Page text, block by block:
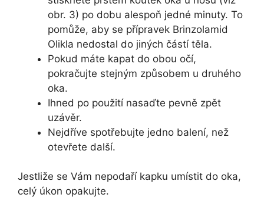
obr. 3) po dobu alespoň jedné minuty. To
pomůže, aby se přípravek Brinzolamid
Olikla nedostal do jiných částí těla.
Pokud máte kapat do obou očí,
pokračujte stejným způsobem u druhého
oka.
Ihned po použití nasaďte pevně zpět
uzávěr.
Nejdříve spotřebujte jedno balení, než
otevřete další.
Jestliže se Vám nepodaří kapku umístit do oka,
celý úkon opakujte.